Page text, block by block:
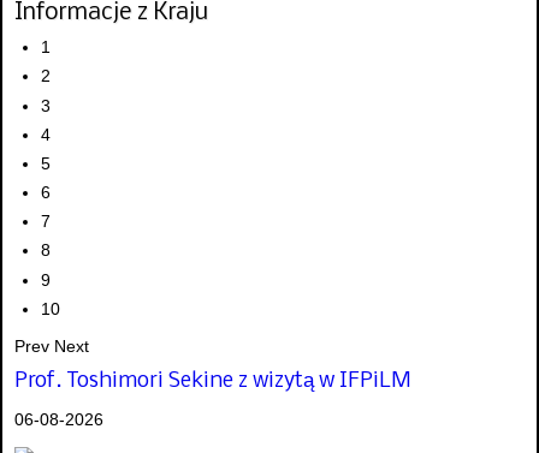
Informacje z Kraju
1
2
3
4
5
6
7
8
9
10
Prev Next
Prof. Toshimori Sekine z wizytą w IFPiLM
06-08-2026